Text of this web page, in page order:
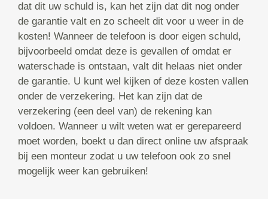
dat dit uw schuld is, kan het zijn dat dit nog onder
de garantie valt en zo scheelt dit voor u weer in de
kosten! Wanneer de telefoon is door eigen schuld,
bijvoorbeeld omdat deze is gevallen of omdat er
waterschade is ontstaan, valt dit helaas niet onder
de garantie. U kunt wel kijken of deze kosten vallen
onder de verzekering. Het kan zijn dat de
verzekering (een deel van) de rekening kan
voldoen. Wanneer u wilt weten wat er gerepareerd
moet worden, boekt u dan direct online uw afspraak
bij een monteur zodat u uw telefoon ook zo snel
mogelijk weer kan gebruiken!